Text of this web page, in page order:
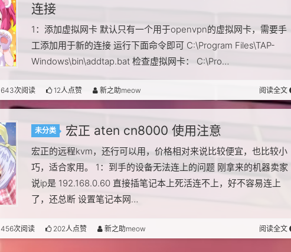
连接
1：添加虚拟网卡 默认只有一个用于openvpn的虚拟网卡，需要手
工添加用于新的连接 运行下面命令即可 C:\Program Files\TAP-
Windows\bin\addtap.bat 检查虚拟网卡： C:\Pro…
643次阅读 12人点赞 新之助meow 阅读全文
未分类 宏正 aten cn8000 使用注意
宏正的远程kvm，还行可以用，价格相对来说比较便宜，也比较小
巧，适合家用。 1：到手的设备无法连上的问题 刚拿来的机器卖家
说ip是 192.168.0.60 直接插笔记本上死活连不上，好不容易连上
了，还总断 设置笔记本网…
456次阅读 202人点赞 新之助meow 阅读全文